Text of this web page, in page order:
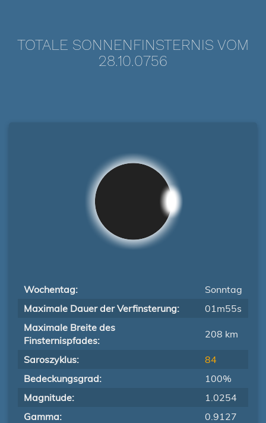
TOTALE SONNENFINSTERNIS VOM
28.10.0756
Wochentag:
Sonntag
Maximale Dauer der Verfinsterung:
01m55s
Maximale Breite des
Finsternispfades:
208 km
Saroszyklus:
84
Bedeckungsgrad:
100%
Magnitude:
1.0254
Gamma:
0.9127